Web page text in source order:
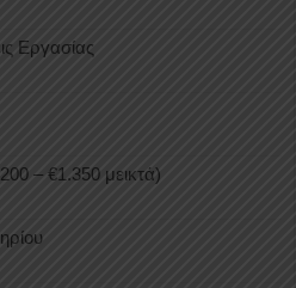
Εργασίας
– €1.350 μεικτά)